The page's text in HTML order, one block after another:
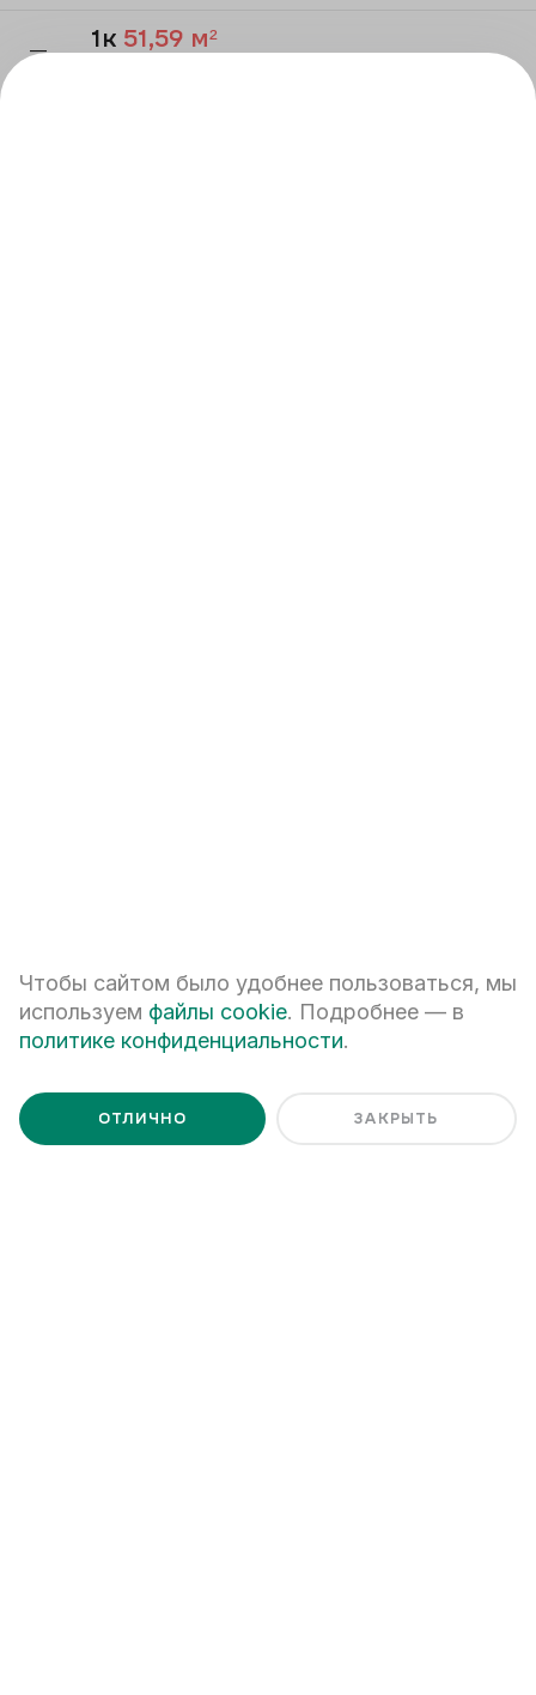
— 1к 51,59 м²
Я ознакомлен с
Политикой обработки персональных данных
Чтобы сайтом было удобнее пользоваться, мы
используем файлы cookie. Подробнее — в
политике конфиденциальности.
ОТЛИЧНО ЗАКРЫТЬ